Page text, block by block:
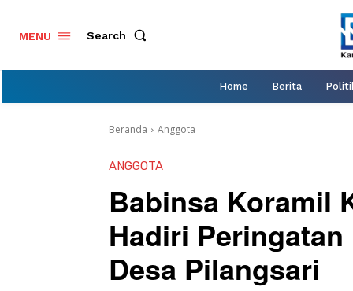
MENU Search
Home Berita
Beranda Anggota
ANGGOTA
Babinsa Koramil
Hadiri Peringatan
Desa Pilangsari